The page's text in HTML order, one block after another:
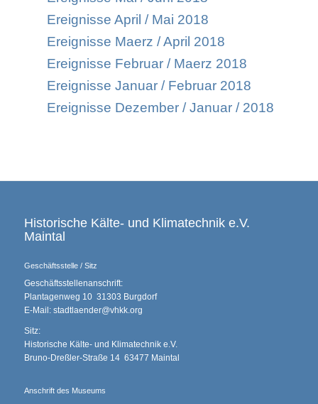
Ereignisse April / Mai 2018
Ereignisse Maerz / April 2018
Ereignisse Februar / Maerz 2018
Ereignisse Januar / Februar 2018
Ereignisse Dezember / Januar / 2018
Historische Kälte- und Klimatechnik e.V.
Maintal
Geschäftsstelle / Sitz
Geschäftsstellenanschrift:
Plantagenweg 10 31303 Burgdorf
E-Mail: stadtlaender@vhkk.org
Sitz:
Historische Kälte- und Klimatechnik e.V.
Bruno-Dreßler-Straße 14 63477 Maintal
Anschrift des Museums